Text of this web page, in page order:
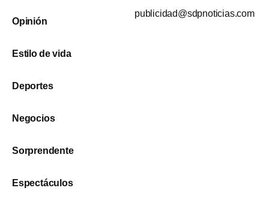
Opinión
Estilo de vida
Deportes
Negocios
Sorprendente
Espectáculos
publicidad@sdpnoticias.com